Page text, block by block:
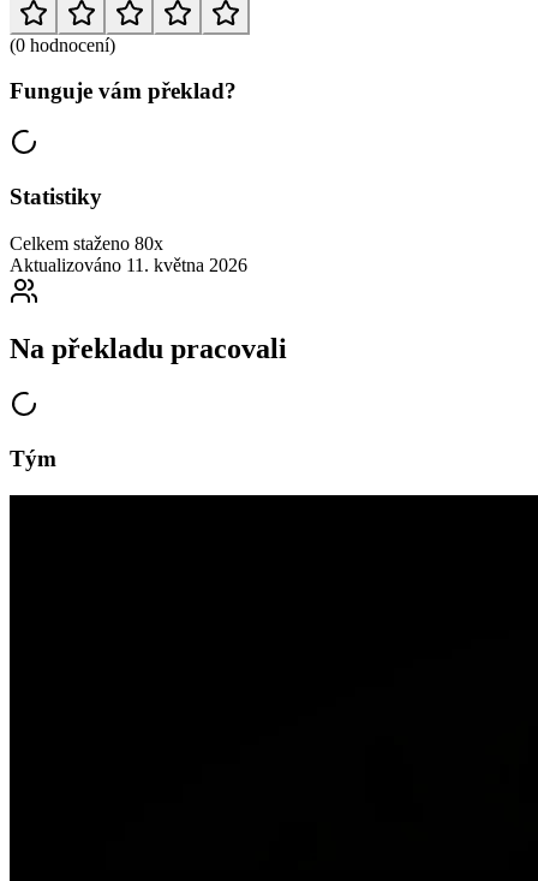
(0 hodnocení)
Funguje vám překlad?
Statistiky
Celkem staženo 80x
Aktualizováno 11. května 2026
Na překladu pracovali
Tým